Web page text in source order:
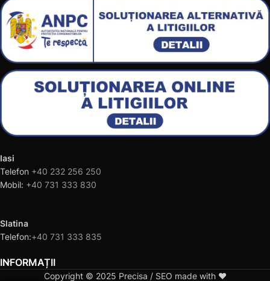
Iasi
Telefon +40 232 256 250
Mobil: +40 731 333 830
Slatina
Telefon:+40 731 333 835
INFORMAȚII
Copyright © 2025 Precisa / SEO made with ❤️